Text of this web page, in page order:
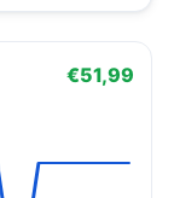
€51,99